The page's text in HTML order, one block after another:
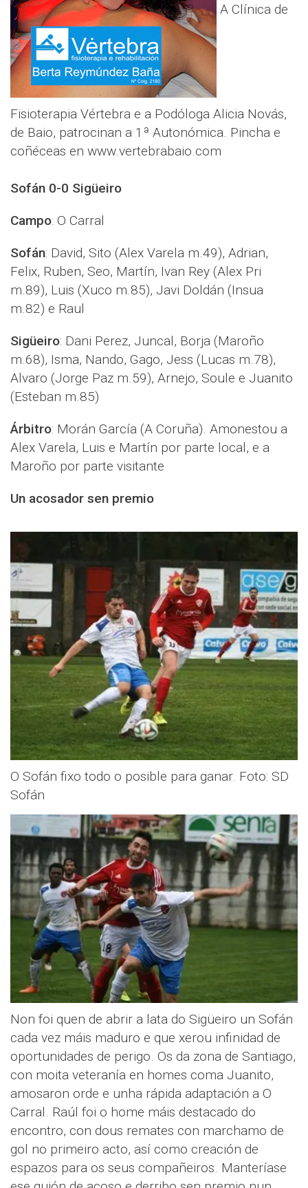
A Clínica de
Fisioterapia Vértebra e a Podóloga Alicia Novás,
de Baio, patrocinan a 1ª Autonómica. Pincha e
coñéceas en www.vertebrabaio.com
Sofán 0-0 Sigüeiro
Campo: O Carral
Sofán: David, Sito (Alex Varela m.49), Adrian,
Felix, Ruben, Seo, Martín, Ivan Rey (Alex Pri
m.89), Luis (Xuco m.85), Javi Doldán (Insua
m.82) e Raul
Sigüeiro: Dani Perez, Juncal, Borja (Maroño
m.68), Isma, Nando, Gago, Jess (Lucas m.78),
Alvaro (Jorge Paz m.59), Arnejo, Soule e Juanito
(Esteban m.85)
Árbitro: Morán García (A Coruña). Amonestou a
Alex Varela, Luis e Martín por parte local, e a
Maroño por parte visitante
Un acosador sen premio
O Sofán fixo todo o posible para ganar. Foto: SD
Sofán
Non foi quen de abrir a lata do Sigüeiro un Sofán
cada vez máis maduro e que xerou infinidad de
oportunidades de perigo. Os da zona de Santiago,
con moita veteranía en homes coma Juanito,
amosaron orde e unha rápida adaptación a O
Carral. Raúl foi o home máis destacado do
encontro, con dous remates con marchamo de
gol no primeiro acto, así como creación de
espazos para os seus compañeiros. Manteríase